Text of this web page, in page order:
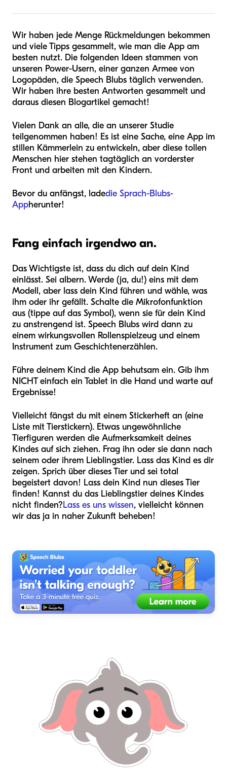
Wir haben jede Menge Rückmeldungen bekommen
und viele Tipps gesammelt, wie man die App am
besten nutzt. Die folgenden Ideen stammen von
unseren Power-Usern, einer ganzen Armee von
Logopäden, die Speech Blubs täglich verwenden.
Wir haben ihre besten Antworten gesammelt und
daraus diesen Blogartikel gemacht!
Vielen Dank an alle, die an unserer Studie
teilgenommen haben! Es ist eine Sache, eine App im
stillen Kämmerlein zu entwickeln, aber diese tollen
Menschen hier stehen tagtäglich an vorderster
Front und arbeiten mit den Kindern.
Bevor du anfängst, ladedie Sprach-Blubs-
Appherunter!
Fang einfach irgendwo an.
Das Wichtigste ist, dass du dich auf dein Kind
einlässt. Sei albern. Werde (ja, du!) eins mit dem
Modell, aber lass dein Kind führen und wähle, was
ihm oder ihr gefällt. Schalte die Mikrofonfunktion
aus (tippe auf das Symbol), wenn sie für dein Kind
zu anstrengend ist. Speech Blubs wird dann zu
einem wirkungsvollen Rollenspielzeug und einem
Instrument zum Geschichtenerzählen.
Führe deinem Kind die App behutsam ein. Gib ihm
NICHT einfach ein Tablet in die Hand und warte auf
Ergebnisse!
Vielleicht fängst du mit einem Stickerheft an (eine
Liste mit Tierstickern). Etwas ungewöhnliche
Tierfiguren werden die Aufmerksamkeit deines
Kindes auf sich ziehen. Frag ihn oder sie dann nach
seinem oder ihrem Lieblingstier. Lass das Kind es dir
zeigen. Sprich über dieses Tier und sei total
begeistert davon! Lass dein Kind nun dieses Tier
finden! Kannst du das Lieblingstier deines Kindes
nicht finden?Lass es uns wissen, vielleicht können
wir das ja in naher Zukunft beheben!